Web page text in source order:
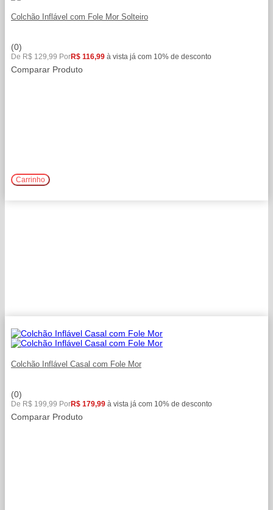
Colchão Inflável com Fole Mor Solteiro
(0)
De R$ 129,99 PorR$ 116,99 à vista já com 10% de desconto
Comparar Produto
Carrinho
Colchão Inflável Casal com Fole Mor
(0)
De R$ 199,99 PorR$ 179,99 à vista já com 10% de desconto
Comparar Produto